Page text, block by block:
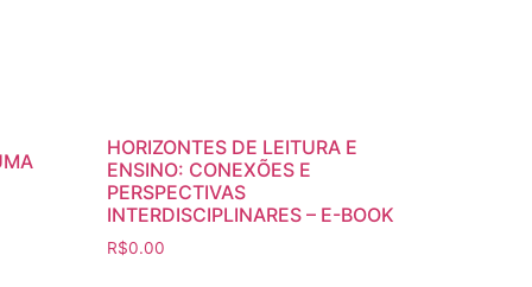
HORIZONTES DE LEITURA E
ENSINO: CONEXÕES E
PERSPECTIVAS
INTERDISCIPLINARES – E-BOOK
R$0.00